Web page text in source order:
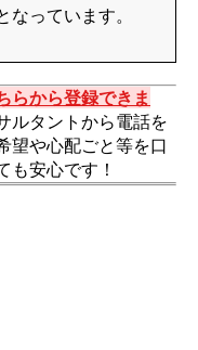
っています。
らから登録できま
ルタントから電話を
望や心配ごと等を口
も安心です！